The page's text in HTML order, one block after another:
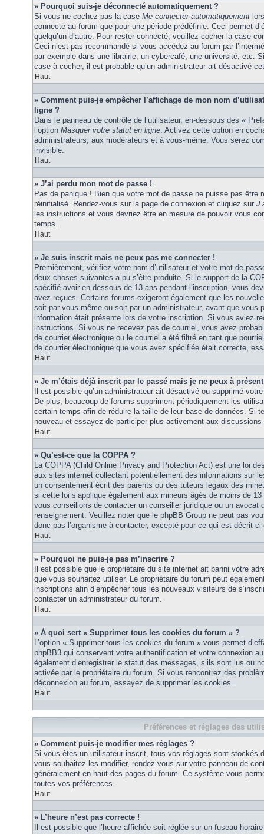
» Pourquoi suis-je déconnecté automatiquement ?
Si vous ne cochez pas la case Me connecter automatiquement
connecté au forum que pour une période prédéfinie. Ceci permet
quelqu’un d’autre. Pour rester connecté, veuillez cocher la case
Ceci n’est pas recommandé si vous accédez au forum par
par exemple dans une librairie, un cybercafé, une université, etc.
case à cocher, il est probable qu’un administrateur ait désactivé
Haut
» Comment puis-je empêcher l’affichage de mon nom
ligne ?
Dans le panneau de contrôle de l’utilisateur, en-dessous des «
l’option Masquer votre statut en ligne. Activez cette option en
administrateurs, aux modérateurs et à vous-même. Vous serez
invisible.
Haut
» J’ai perdu mon mot de passe !
Pas de panique ! Bien que votre mot de passe ne puisse pas être
réinitialisé. Rendez-vous sur la page de connexion et cliquez sur
les instructions et vous devriez être en mesure de pouvoir vous
temps.
Haut
» Je suis inscrit mais ne peux pas me connecter !
Premièrement, vérifiez votre nom d’utilisateur et votre mot de
deux choses suivantes a pu s’être produite. Si le support de la
spécifié avoir en dessous de 13 ans pendant l’inscription, vous
avez reçues. Certains forums exigeront également que les
soit par vous-même ou soit par un administrateur, avant que vous
information était présente lors de votre inscription. Si vous aviez
instructions. Si vous ne recevez pas de courriel, vous avez
de courrier électronique ou le courriel a été filtré en tant que
de courrier électronique que vous avez spécifiée était correcte,
Haut
» Je m’étais déjà inscrit par le passé mais je ne peux à
Il est possible qu’un administrateur ait désactivé ou supprimé
De plus, beaucoup de forums suppriment périodiquement les
certain temps afin de réduire la taille de leur base de données. Si
nouveau et essayez de participer plus activement aux
Haut
» Qu’est-ce que la COPPA ?
La COPPA (Child Online Privacy and Protection Act) est une loi
aux sites internet collectant potentiellement des informations sur
un consentement écrit des parents ou des tuteurs légaux des
si cette loi s’applique également aux mineurs âgés de moins de
vous conseillons de contacter un conseiller juridique ou un avocat
renseignement. Veuillez noter que le phpBB Group ne peut pas
donc pas l’organisme à contacter, excepté pour ce qui est décrit
Haut
» Pourquoi ne puis-je pas m’inscrire ?
Il est possible que le propriétaire du site internet ait banni votre
que vous souhaitez utiliser. Le propriétaire du forum peut
inscriptions afin d’empêcher tous les nouveaux visiteurs de
contacter un administrateur du forum.
Haut
» À quoi sert « Supprimer tous les cookies du forum » ?
L’option « Supprimer tous les cookies du forum » vous permet
phpBB3 qui conservent votre authentification et votre connexion
également d’enregistrer le statut des messages, s’ils sont lus ou
activée par le propriétaire du forum. Si vous rencontrez des
déconnexion au forum, essayez de supprimer les cookies.
Haut
Préférences et réglages des
» Comment puis-je modifier mes réglages ?
Si vous êtes un utilisateur inscrit, tous vos réglages sont stockés
vous souhaitez les modifier, rendez-vous sur votre panneau de
généralement en haut des pages du forum. Ce système vous
toutes vos préférences.
Haut
» L’heure n’est pas correcte !
Il est possible que l’heure affichée soit réglée sur un fuseau